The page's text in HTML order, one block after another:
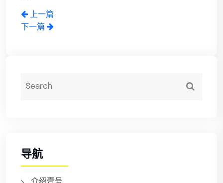
上一篇
下一篇
导航